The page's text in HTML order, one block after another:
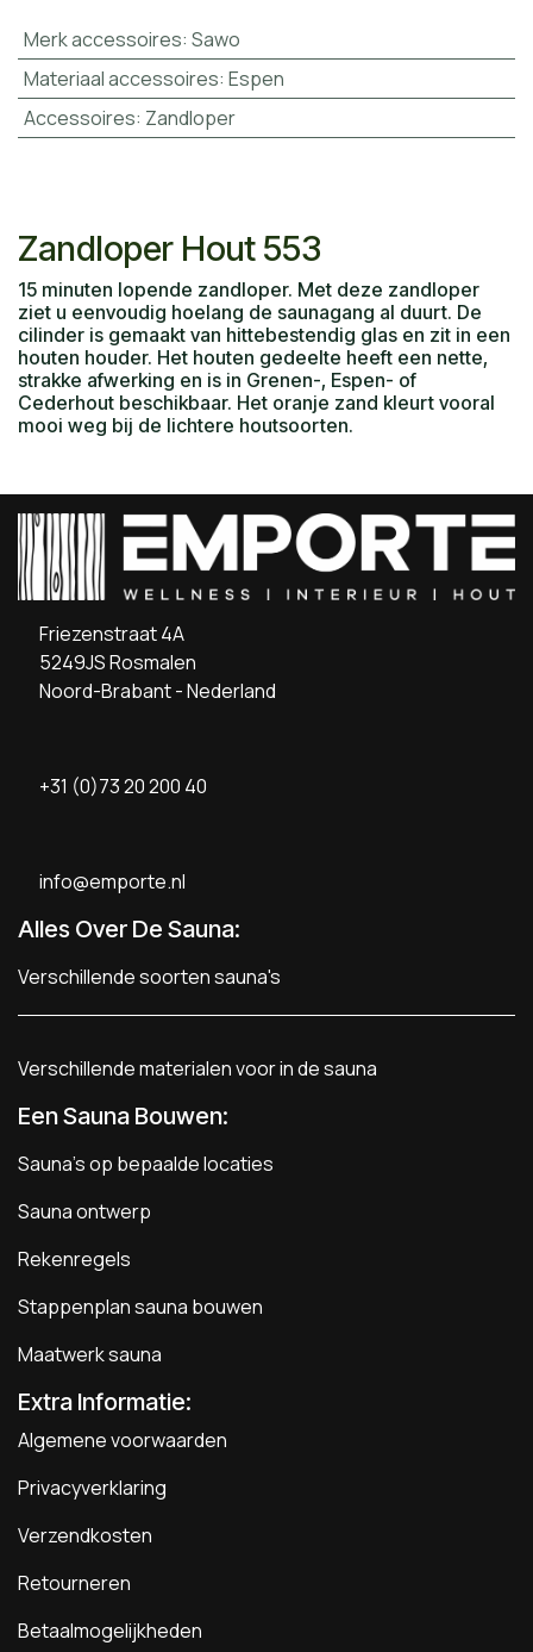
Merk accessoires: Sawo
Materiaal accessoires: Espen
Accessoires: Zandloper
Zandloper Hout 553
15 minuten lopende zandloper. Met deze zandloper
ziet u eenvoudig hoelang de saunagang al duurt. De
cilinder is gemaakt van hittebestendig glas en zit in een
houten houder. Het houten gedeelte heeft een nette,
strakke afwerking en is in Grenen-, Espen- of
Cederhout beschikbaar. Het oranje zand kleurt vooral
mooi weg bij de lichtere houtsoorten.
Friezenstraat 4A
5249JS Rosmalen
Noord-Brabant - Nederland
+31 (0)73 20 200 40
info@emporte.nl
Alles Over De Sauna:
Verschillende soorten sauna's
Verschillende materialen voor in de sauna
Een Sauna Bouwen:
Sauna's op bepaalde locaties
Sauna ontwerp
Rekenregels
Stappenplan sauna bouwen
Maatwerk sauna
Extra Informatie:
Algemene voorwaarden
Privacyverklaring
Verzendkosten
Retourneren
Betaalmogelijkheden